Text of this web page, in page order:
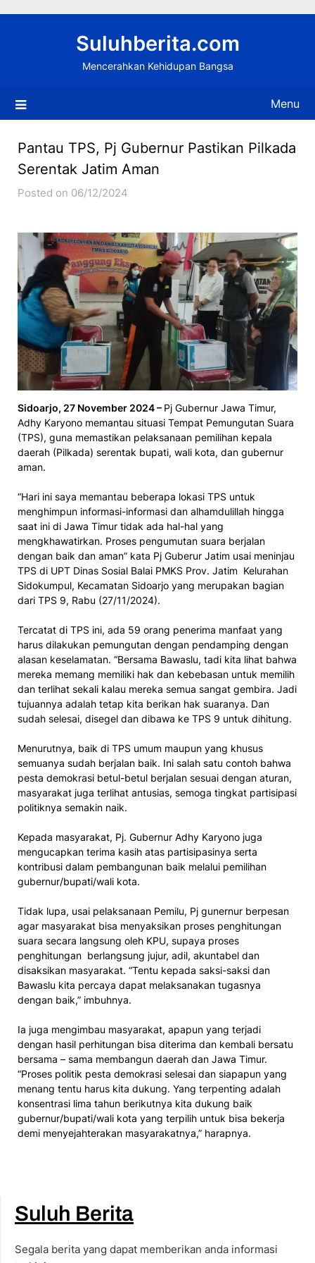
Suluhberita.com
Mencerahkan Kehidupan Bangsa
Menu
Pantau TPS, Pj Gubernur Pastikan Pilkada
Serentak Jatim Aman
Posted on 06/12/2024
Sidoarjo, 27 November 2024 – Pj Gubernur Jawa Timur,
Adhy Karyono memantau situasi Tempat Pemungutan Suara
(TPS), guna memastikan pelaksanaan pemilihan kepala
daerah (Pilkada) serentak bupati, wali kota, dan gubernur
aman.
“Hari ini saya memantau beberapa lokasi TPS untuk
menghimpun informasi-informasi dan alhamdulillah hingga
saat ini di Jawa Timur tidak ada hal-hal yang
mengkhawatirkan. Proses pengumutan suara berjalan
dengan baik dan aman” kata Pj Guberur Jatim usai meninjau
TPS di UPT Dinas Sosial Balai PMKS Prov. Jatim Kelurahan
Sidokumpul, Kecamatan Sidoarjo yang merupakan bagian
dari TPS 9, Rabu (27/11/2024).
Tercatat di TPS ini, ada 59 orang penerima manfaat yang
harus dilakukan pemungutan dengan pendamping dengan
alasan keselamatan. “Bersama Bawaslu, tadi kita lihat bahwa
mereka memang memiliki hak dan kebebasan untuk memilih
dan terlihat sekali kalau mereka semua sangat gembira. Jadi
tujuannya adalah tetap kita berikan hak suaranya. Dan
sudah selesai, disegel dan dibawa ke TPS 9 untuk dihitung.
Menurutnya, baik di TPS umum maupun yang khusus
semuanya sudah berjalan baik. Ini salah satu contoh bahwa
pesta demokrasi betul-betul berjalan sesuai dengan aturan,
masyarakat juga terlihat antusias, semoga tingkat partisipasi
politiknya semakin naik.
Kepada masyarakat, Pj. Gubernur Adhy Karyono juga
mengucapkan terima kasih atas partisipasinya serta
kontribusi dalam pembangunan baik melalui pemilihan
gubernur/bupati/wali kota.
Tidak lupa, usai pelaksanaan Pemilu, Pj gunernur berpesan
agar masyarakat bisa menyaksikan proses penghitungan
suara secara langsung oleh KPU, supaya proses
penghitungan berlangsung jujur, adil, akuntabel dan
disaksikan masyarakat. “Tentu kepada saksi-saksi dan
Bawaslu kita percaya dapat melaksanakan tugasnya
dengan baik,” imbuhnya.
Ia juga mengimbau masyarakat, apapun yang terjadi
dengan hasil perhitungan bisa diterima dan kembali bersatu
bersama – sama membangun daerah dan Jawa Timur.
“Proses politik pesta demokrasi selesai dan siapapun yang
menang tentu harus kita dukung. Yang terpenting adalah
konsentrasi lima tahun berikutnya kita dukung baik
gubernur/bupati/wali kota yang terpilih untuk bisa bekerja
demi menyejahterakan masyarakatnya,” harapnya.
Suluh Berita
Segala berita yang dapat memberikan anda informasi